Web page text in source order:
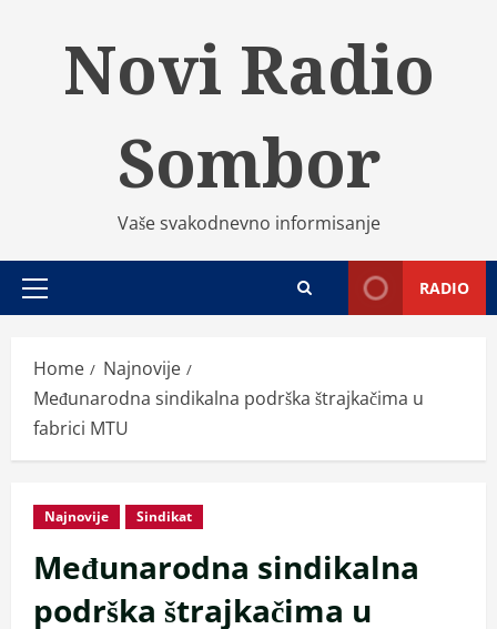
Novi Radio
Sombor
Vaše svakodnevno informisanje
Primary
RADIO
Home
Najnovije
Međunarodna sindikalna podrška štrajkačima u
fabrici MTU
Najnovije Sindikat
Međunarodna sindikalna
podrška štrajkačima u